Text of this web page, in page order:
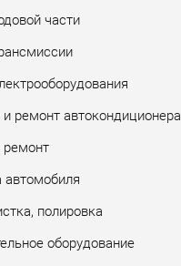
части
ремонт автокондиционера
ремонт
автомобиля
полировка
оборудование